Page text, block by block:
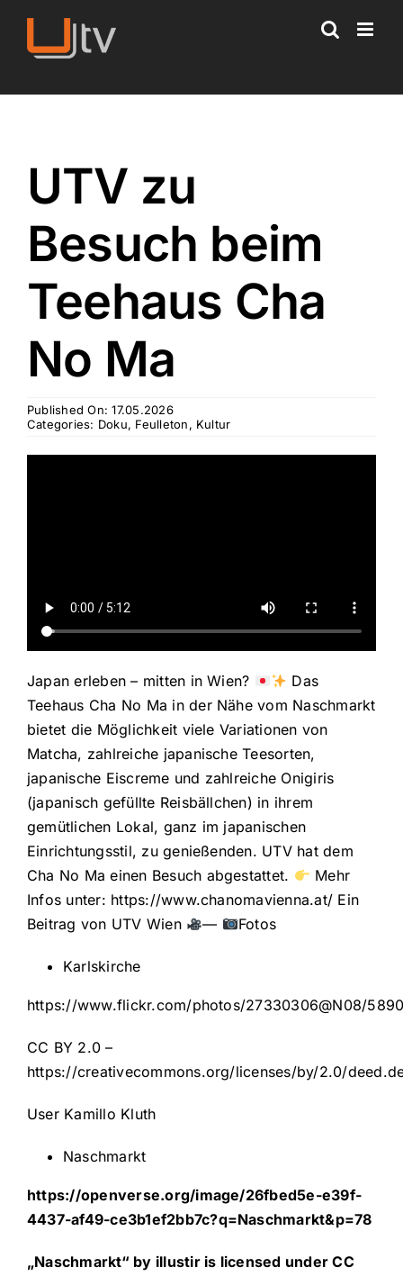
content
UTV zu
Besuch beim
Teehaus Cha
No Ma
Published On: 17.05.2026
Categories: Doku, Feulleton, Kultur
Japan erleben – mitten in Wien?
Das
Teehaus Cha No Ma in der Nähe vom Naschmarkt
bietet die Möglichkeit viele Variationen von
Matcha, zahlreiche japanische Teesorten,
japanische Eiscreme und zahlreiche Onigiris
(japanisch gefüllte Reisbällchen) in ihrem
gemütlichen Lokal, ganz im japanischen
Einrichtungsstil, zu genießenden. UTV hat dem
Cha No Ma einen Besuch abgestattet.
Mehr
Infos unter: https://www.chanomavienna.at/ Ein
Beitrag von UTV Wien
— Fotos
Karlskirche
https://www.flickr.com/photos/27330306@N08/
CC BY 2.0 –
https://creativecommons.org/licenses/by/2.0/
UserKamillo Kluth
Naschmarkt
https://openverse.org/image/26fbed5e-e39f-
4437-af49-ce3b1ef2bb7c?q=Naschmarkt&p=78
„Naschmarkt“ by illustiris licensed underCC